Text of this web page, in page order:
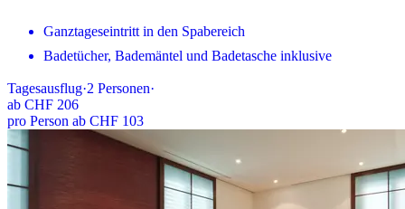
Ganztageseintritt in den Spabereich
Badetücher, Bademäntel und Badetasche inklusive
Tagesausflug·2 Personen·
ab CHF 206
pro Person ab CHF 103